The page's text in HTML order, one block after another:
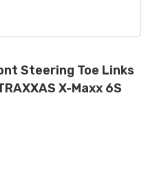
Steering Toe Links
X-Maxx 6S